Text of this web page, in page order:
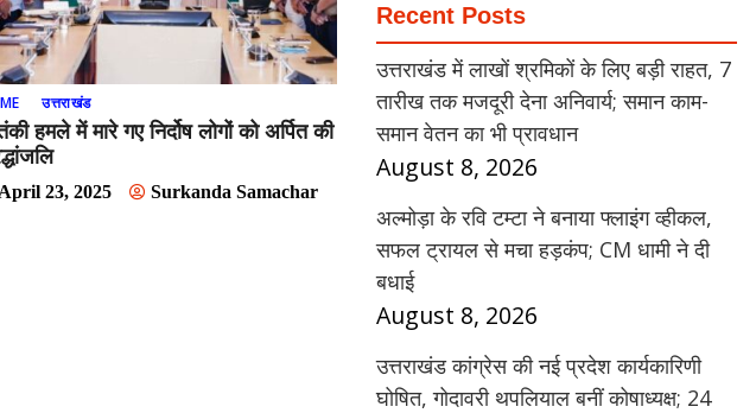
उत्तराखंड
हमले में मारे गए निर्दोष लोगों को अर्पित की
April 23, 2025 Surkanda Samachar
Recent Posts
उत्तराखंड में लाखों श्रमिकों के लिए बड़ी राहत, 7
तारीख तक मजदूरी देना अनिवार्य; समान काम-
समान वेतन का भी प्रावधान
August 8, 2026
अल्मोड़ा के रवि टम्टा ने बनाया फ्लाइंग व्हीकल,
सफल ट्रायल से मचा हड़कंप; CM धामी ने दी
बधाई
August 8, 2026
उत्तराखंड कांग्रेस की नई प्रदेश कार्यकारिणी
घोषित, गोदावरी थपलियाल बनीं कोषाध्यक्ष; 24